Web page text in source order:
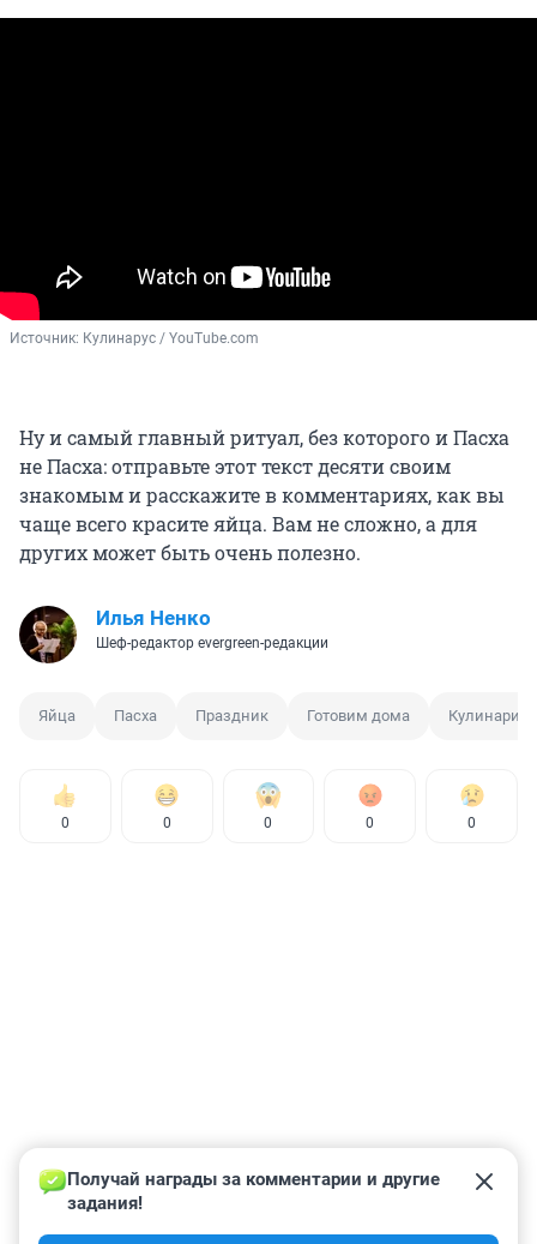
Источник: Кулинарус / YouТube.com
Ну и самый главный ритуал, без которого и Пасха
не Пасха: отправьте этот текст десяти своим
знакомым и расскажите в комментариях, как вы
чаще всего красите яйца. Вам не сложно, а для
других может быть очень полезно.
Илья Ненко
Шеф-редактор evergreen-редакции
Яйца Пасха Праздник Готовим дома Кулинария
0 0 0 0 0
Получай награды за комментарии и другие
задания!